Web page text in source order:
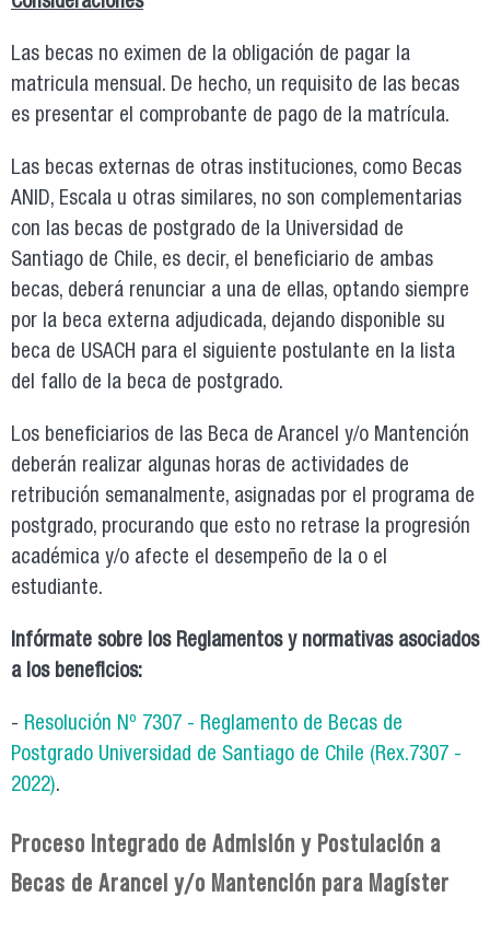
Las becas no eximen de la obligación de pagar la
matricula mensual. De hecho, un requisito de las becas
es presentar el comprobante de pago de la matrícula.
Las becas externas de otras instituciones, como Becas
ANID, Escala u otras similares, no son complementarias
con las becas de postgrado de la Universidad de
Santiago de Chile, es decir, el beneficiario de ambas
becas, deberá renunciar a una de ellas, optando siempre
por la beca externa adjudicada, dejando disponible su
beca de USACH para el siguiente postulante en la lista
del fallo de la beca de postgrado.
Los beneficiarios de las Beca de Arancel y/o Mantención
deberán realizar algunas horas de actividades de
retribución semanalmente, asignadas por el programa de
postgrado, procurando que esto no retrase la progresión
académica y/o afecte el desempeño de la o el
estudiante.
Infórmate sobre los Reglamentos y normativas asociados
a los beneficios:
- Resolución Nº 7307 - Reglamento de Becas de
Postgrado Universidad de Santiago de Chile (Rex.7307 -
2022).
Proceso Integrado de Admisión y Postulación a
Becas de Arancel y/o Mantención para Magíster